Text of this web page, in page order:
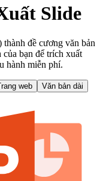
Slide
đề cương văn bản
bạn để trích xuất
hành miễn phí.
web Văn bản dài